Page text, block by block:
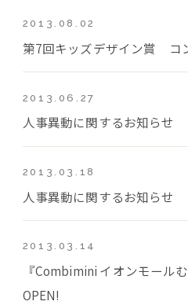
2013.08.02
第7回キッズデザイン賞 コ
2013.06.27
人事異動に関するお知らせ
2013.03.18
人事異動に関するお知らせ
2013.03.14
『Combimini イオンモール
OPEN!